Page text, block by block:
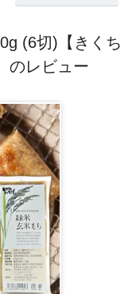
(6切)【きくち
のレビュー